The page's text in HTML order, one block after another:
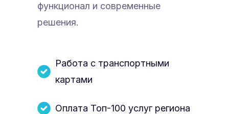
функционал и современные
решения.
Работа с транспортными
картами
Оплата Топ-100 услуг региона